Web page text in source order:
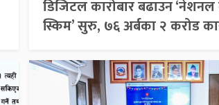
डिजिटल कारोबार बढाउन ‘नेशनल
स्किम’ सुरु, ७६ अर्बका २ करोड